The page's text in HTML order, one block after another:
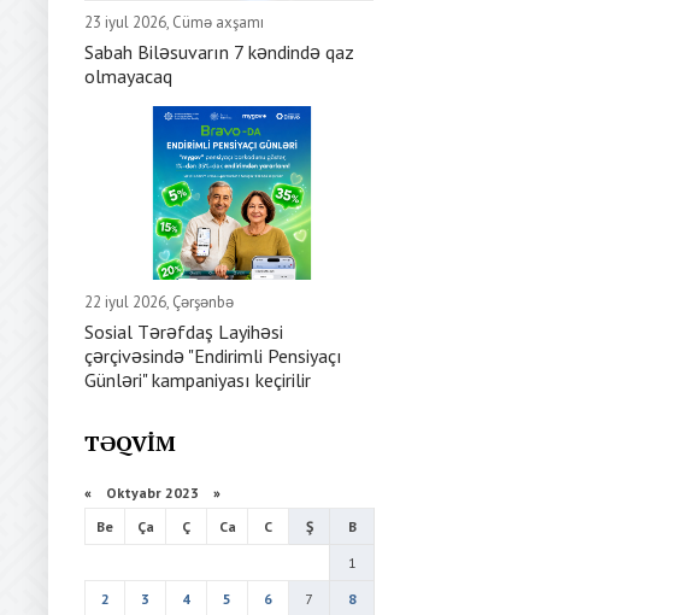
23 iyul 2026, Cümə axşamı
Sabah Biləsuvarın 7 kəndində qaz
olmayacaq
22 iyul 2026, Çərşənbə
Sosial Tərəfdaş Layihəsi
çərçivəsində "Endirimli Pensiyaçı
Günləri" kampaniyası keçirilir
TƏQVIM
« Oktyabr 2023 »
Be
Ça Ç Ca C Ş
B
1
2
3 4 5 6 7
8